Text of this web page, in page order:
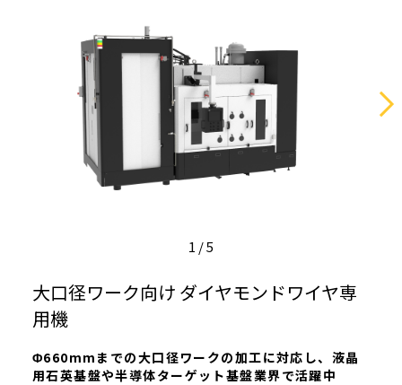
1 /5
大口径ワーク向け ダイヤモンドワイヤ専
用機
Φ660mmまでの大口径ワークの加工に対応し、液晶
用石英基盤や半導体ターゲット基盤業界で活躍中